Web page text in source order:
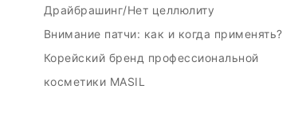
Драйбрашинг/Нет целлюлиту
Внимание патчи: как и когда применять?
Корейский бренд профессиональной
косметики MASIL